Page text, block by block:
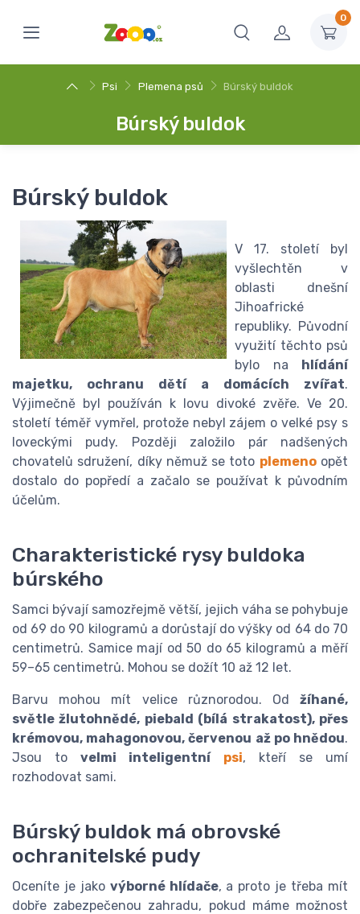
0
Psi Plemena psů Búrský buldok
Búrský buldok
Búrský buldok
V 17. století byl
vyšlechtěn v
oblasti dnešní
Jihoafrické
republiky. Původní
využití těchto psů
bylo na hlídání
majetku, ochranu dětí a domácích zvířat.
Výjimečně byl používán k lovu divoké zvěře. Ve 20.
století téměř vymřel, protože nebyl zájem o velké psy s
loveckými pudy. Později založilo pár nadšených
chovatelů sdružení, díky němuž se toto plemenoopět
dostalo do popředí a začalo se používat k původním
účelům.
Charakteristické rysy buldoka
búrského
Samci bývají samozřejmě větší, jejich váha se pohybuje
od 69 do 90 kilogramů a dorůstají do výšky od 64 do 70
centimetrů. Samice mají od 50 do 65 kilogramů a měří
59–65 centimetrů. Mohou se dožít 10 až 12 let.
Barvu mohou mít velice různorodou. Od žíhané,
světle žlutohnědé, piebald (bílá strakatost), přes
krémovou, mahagonovou, červenou až po hnědou.
Jsou tovelmi inteligentní psi, kteří se umí
rozhodovat sami.
Búrský buldok má obrovské
ochranitelské pudy
Oceníte je jako výborné hlídače, a proto je třeba mít
dobře zabezpečenou zahradu, pokud máme možnost